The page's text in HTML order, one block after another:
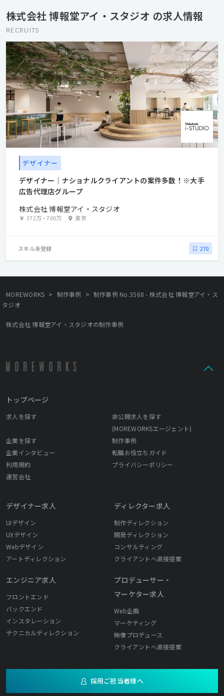
を提供します。
株式会社 博報堂アイ・スタジオ の求人情報
RECRUITS
デザイナー
デザイナー│ナショナルクライアントの案件多数！※大手
広告代理店グループ
株式会社 博報堂アイ・スタジオ
372万~700万 東京
スキル未登録 270
MOREWORKS > 制作事例 > 制作事例 No.3568 - 株式会社 博報堂アイ・ス
タジオ
株式会社 博報堂アイ・スタジオの制作事例
トップページ
求人を探す
非公開求人を探す
(MOREWORKSエージェント)
企業を探す
制作事例
企業インタビュー
転職お役立ちガイド
利用規約
プライバシーポリシー
運営会社
デザイナー求人
UIデザイン
UXデザイン
Webデザイン
アートディレクション
エンジニア求人
フロントエンド
バックエンド
インスタレーション
テクニカルディレクション
ディレクター求人
制作ディレクション
開発ディレクション
コンサルティング
クライアントへ直接提案
プロデューサー・
マーケター求人
Web企画
マーケティング
映像プロデュース
クライアントへ直接提案
採用ご担当者様へ